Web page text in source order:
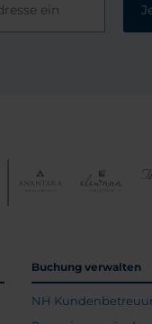
Buchung verwalten
NH